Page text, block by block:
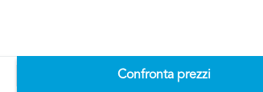
Confronta prezzi